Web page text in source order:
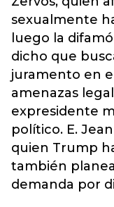
sexualmente
luego la
dicho que
juramento en
amenazas
expresidente
político. E.
quien Trump
también
demanda por